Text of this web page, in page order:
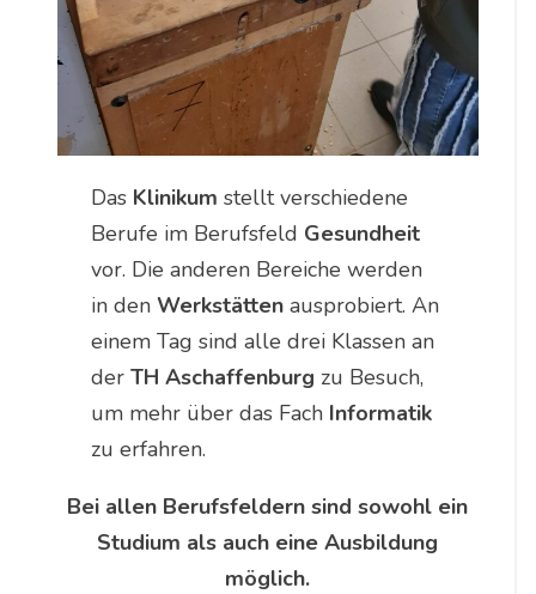
Das Klinikum stellt verschiedene
Berufe im Berufsfeld Gesundheit
vor. Die anderen Bereiche werden
in den Werkstätten ausprobiert. An
einem Tag sind alle drei Klassen an
derTH Aschaffenburg zu Besuch,
um mehr über das Fach Informatik
zu erfahren.
Bei allen Berufsfeldern sind sowohl ein
Studium als auch eine Ausbildung
möglich.